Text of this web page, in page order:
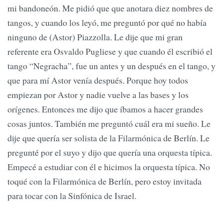
mi bandoneón. Me pidió que que anotara diez nombres de
tangos, y cuando los leyó, me preguntó por qué no había
ninguno de (Astor) Piazzolla. Le dije que mi gran
referente era Osvaldo Pugliese y que cuando él escribió el
tango “Negracha”, fue un antes y un después en el tango, y
que para mí Astor venía después. Porque hoy todos
empiezan por Astor y nadie vuelve a las bases y los
orígenes. Entonces me dijo que íbamos a hacer grandes
cosas juntos. También me preguntó cuál era mi sueño. Le
dije que quería ser solista de la Filarmónica de Berlín. Le
pregunté por el suyo y dijo que quería una orquesta típica.
Empecé a estudiar con él e hicimos la orquesta típica. No
toqué con la Filarmónica de Berlín, pero estoy invitada
para tocar con la Sinfónica de Israel.